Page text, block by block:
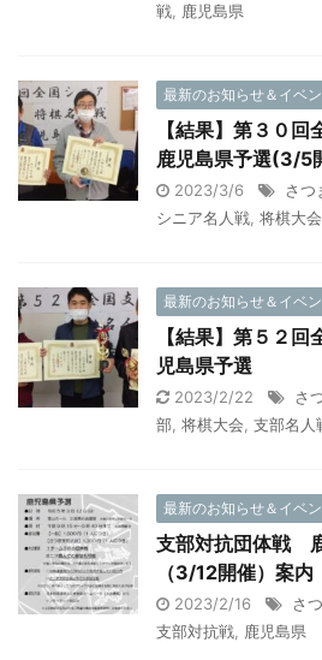
戦
鹿児島県
最新のお知らせ＆イベ
【結果】第３０
鹿児島県予選(3/5
2023/3/6 さつ
シニア名人戦 将棋大会
最新のお知らせ＆イベ
【結果】第５２
児島県予選
2023/2/22 さ
部 将棋大会 支部名人
最新のお知らせ＆イベ
支部対抗団体戦
（3/12開催）案内
2023/2/16 さ
支部対抗戦
鹿児島県